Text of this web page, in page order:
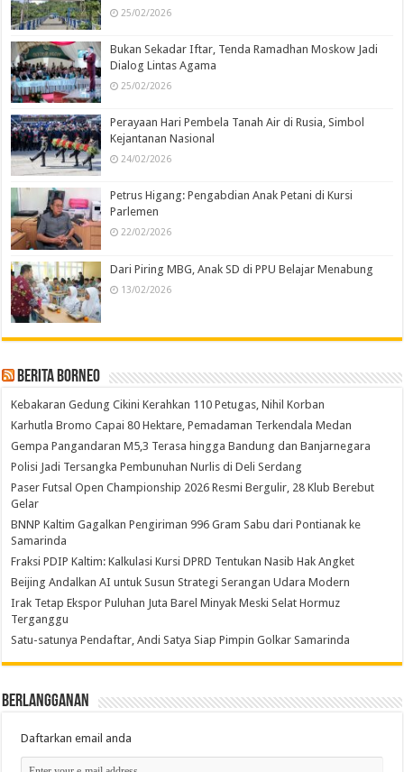
25/02/2026
Bukan Sekadar Iftar, Tenda Ramadhan Moskow Jadi
Dialog Lintas Agama
25/02/2026
Perayaan Hari Pembela Tanah Air di Rusia, Simbol
Kejantanan Nasional
24/02/2026
Petrus Higang: Pengabdian Anak Petani di Kursi
Parlemen
22/02/2026
Dari Piring MBG, Anak SD di PPU Belajar Menabung
13/02/2026
Berita Borneo
Kebakaran Gedung Cikini Kerahkan 110 Petugas, Nihil Korban
Karhutla Bromo Capai 80 Hektare, Pemadaman Terkendala Medan
Gempa Pangandaran M5,3 Terasa hingga Bandung dan Banjarnegara
Polisi Jadi Tersangka Pembunuhan Nurlis di Deli Serdang
Paser Futsal Open Championship 2026 Resmi Bergulir, 28 Klub Berebut
Gelar
BNNP Kaltim Gagalkan Pengiriman 996 Gram Sabu dari Pontianak ke
Samarinda
Fraksi PDIP Kaltim: Kalkulasi Kursi DPRD Tentukan Nasib Hak Angket
Beijing Andalkan AI untuk Susun Strategi Serangan Udara Modern
Irak Tetap Ekspor Puluhan Juta Barel Minyak Meski Selat Hormuz
Terganggu
Satu-satunya Pendaftar, Andi Satya Siap Pimpin Golkar Samarinda
Berlangganan
Daftarkan email anda